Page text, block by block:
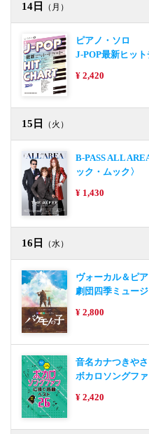
14日 （月）
ピアノ・ソロ
J-POP最新ヒット
¥ 2,420
15日 （火）
B-PASS ALL
ック・ムック〉
¥ 1,430
16日 （水）
ヴォーカル＆ピ
劇団四季ミュー
¥ 2,800
音名カナつきや
ボカロソングフ
¥ 2,420